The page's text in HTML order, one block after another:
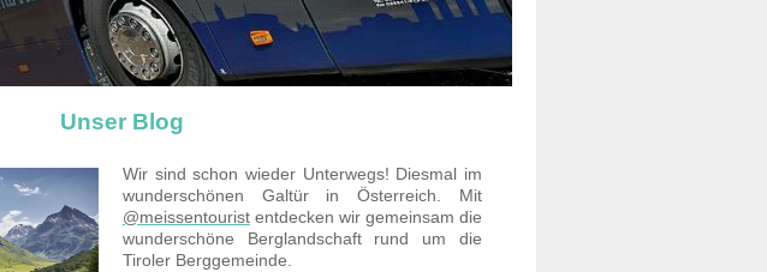
Unser Blog
Wir sind schon wieder Unterwegs! Diesmal im
wunderschönen Galtür in Österreich. Mit
@meissentourist entdecken wir gemeinsam die
wunderschöne Berglandschaft rund um die
Tiroler Berggemeinde.